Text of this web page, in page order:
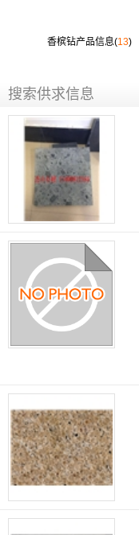
香槟钻产品信息(13)
搜索供求信息